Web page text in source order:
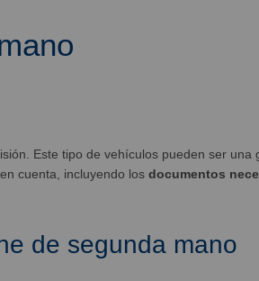
Este tipo de vehículos pueden ser una
cuenta, incluyendo los documentos
de segunda mano